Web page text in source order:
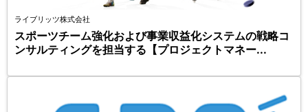
ライブリッツ株式会社
スポーツチーム強化および事業収益化システムの戦略コ
ンサルティングを担当する【プロジェクトマネー...